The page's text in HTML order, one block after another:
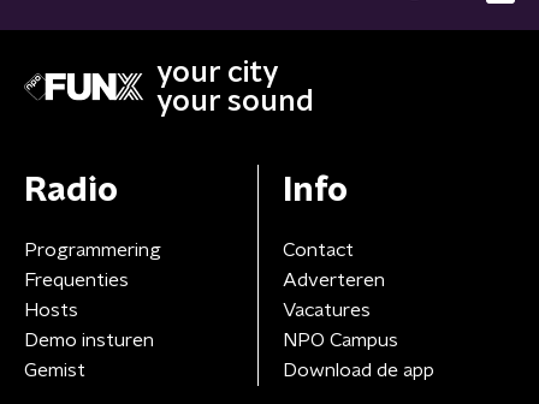
your city
your sound
Radio
Programmering
Frequenties
Hosts
Demo insturen
Gemist
Info
Contact
Adverteren
Vacatures
NPO Campus
Download de app